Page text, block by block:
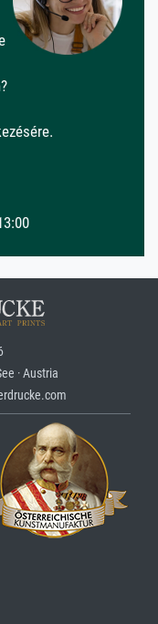
· Austria